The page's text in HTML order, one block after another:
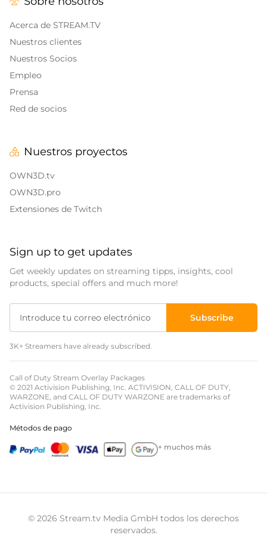
IRL Overlays
Game Overlays
Overlays de Call of Duty
Overlays Fortnite
CS:GO
Valorant
Event Overlays
Overlays Halloween
Overlays Winter
Overlays Easter
Alertas y Sonidos
Banners finales de Twitch
Banners de pausa de Twitch
Acerca de STREAM.TV
Nuestros clientes
Nuestros Socios
Empleo
Prensa
Red de socios
Nuestros proyectos
OWN3D.tv
OWN3D.pro
Extensiones de Twitch
Sign up to get updates
Get weekly updates on streaming tipps, insights, cool
products, special offers and much more!
Subscribe
3K+ Streamers have already subscribed.
Call of Duty Stream Overlay Packages
© 2021 Activision Publishing, Inc. ACTIVISION, CALL OF DUTY,
WARZONE, and CALL OF DUTY WARZONE are trademarks of
Activision Publishing, Inc.
Métodos de pago
+ muchos más
© 2026 Stream.tv Media GmbH todos los derechos
reservados.